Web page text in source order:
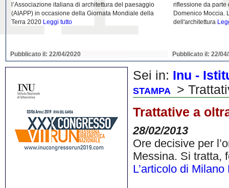
l’Associazione italiana di architettura del paesaggio
(AIAPP) in occasione della Giornata Mondiale della
Terra 2020 Leggi tutto
Pubblicato il: 22/04/2020
riflessione da parte
Domenico Moccia.
dell'architettura
Pubblicato il: 22/
Sei in: Inu -
STAMPA
>
Trattative a
28/02/2013
Ore decisive per
Messina. Si tratta,
L’articolo di Milano